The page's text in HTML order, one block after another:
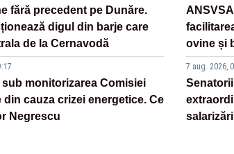
fără precedent pe Dunăre.
digul din barje care
de la Cernavodă
sub monitorizarea Comisiei
din cauza crizei energetice. Ce
Negrescu
ovine și
7 aug. 2026,